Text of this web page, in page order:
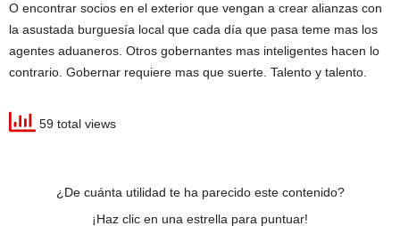
O encontrar socios en el exterior que vengan a crear alianzas con
la asustada burguesía local que cada día que pasa teme mas los
agentes aduaneros. Otros gobernantes mas inteligentes hacen lo
contrario. Gobernar requiere mas que suerte. Talento y talento.
59 total views
¿De cuánta utilidad te ha parecido este contenido?
¡Haz clic en una estrella para puntuar!